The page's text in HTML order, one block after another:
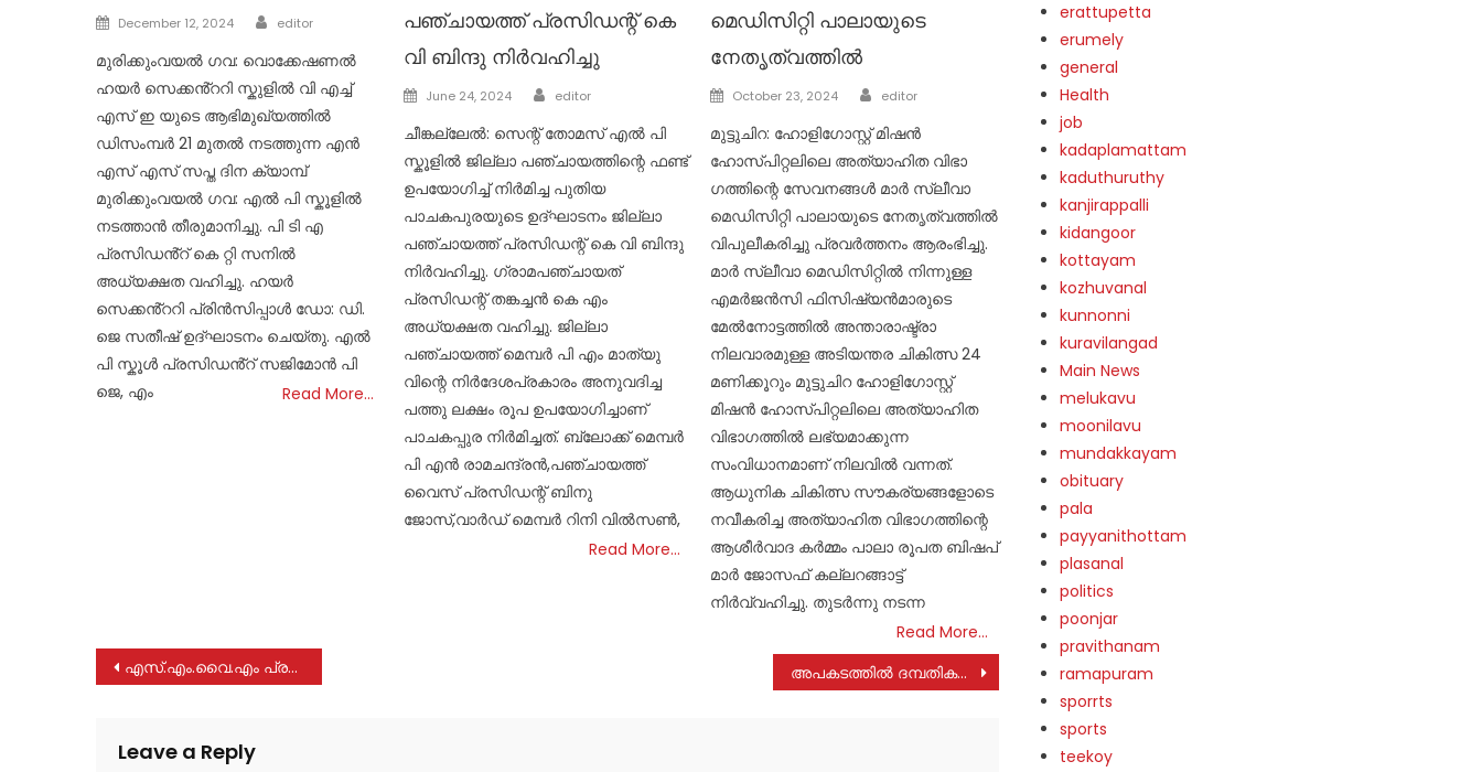
Posted
December 12, 2024 Author
editor
മുരിക്കുംവയൽ ഗവ: വൊക്കേഷണൽ
ഹയർ സെക്കൻ്ററി സ്കുളിൽ വി എച്ച്
എസ് ഇ യുടെ ആഭിമുഖ്യത്തിൽ
ഡിസംമ്പർ 21 മുതൽ നടത്തുന്ന എൻ
എസ് എസ് സപ്ത ദിന ക്യാമ്പ്
മുരിക്കുംവയൽ ഗവ: എൽ പി സ്കൂളിൽ
നടത്താൻ തീരുമാനിച്ചു. പി ടി എ
പ്രസിഡൻ്റ് കെ റ്റി സനിൽ
അധ്യക്ഷത വഹിച്ചു. ഹയർ
സെക്കൻ്ററി പ്രിൻസിപ്പാൾ ഡോ: ഡി.
ജെ സതീഷ് ഉദ്ഘാടനം ചെയ്തു. എൽ
പി സ്കൂൾ പ്രസിഡൻ്റ് സജിമോൻ പി
ജെ, എം
Read More…
പഞ്ചായത്ത് പ്രസിഡന്റ്‌ കെ
വി ബിന്ദു നിർവഹിച്ചു
Posted
June 24, 2024 Author
editor
ചീങ്കല്ലേൽ: സെന്റ് തോമസ് എൽ പി
സ്കൂളിൽ ജില്ലാ പഞ്ചായത്തിന്റെ ഫണ്ട്‌
ഉപയോഗിച്ച് നിർമിച്ച പുതിയ
പാചകപുരയുടെ ഉദ്ഘാടനം ജില്ലാ
പഞ്ചായത്ത് പ്രസിഡന്റ്‌ കെ വി ബിന്ദു
നിർവഹിച്ചു. ഗ്രാമപഞ്ചായത്
പ്രസിഡന്റ്‌ തങ്കച്ചൻ കെ എം
അധ്യക്ഷത വഹിച്ചു. ജില്ലാ
പഞ്ചായത്ത് മെമ്പർ പി എം മാത്യു
വിന്റെ നിർദേശപ്രകാരം അനുവദിച്ച
പത്തു ലക്ഷം രൂപ ഉപയോഗിച്ചാണ്
പാചകപ്പുര നിർമിച്ചത്. ബ്ലോക്ക്‌ മെമ്പർ
പി എൻ രാമചന്ദ്രൻ,പഞ്ചായത്ത്
വൈസ് പ്രസിഡന്റ്‌ ബിനു
ജോസ്,വാർഡ് മെമ്പർ റിനി വിൽ‌സൺ,
Read More…
മെഡിസിറ്റി പാലായുടെ
നേതൃത്വത്തിൽ
Posted
October 23, 2024 Author
editor
മുട്ടുചിറ: ഹോളി​ഗോസ്റ്റ് മിഷൻ
ഹോസ്പിറ്റലിലെ അത്യാഹിത വിഭാ​
ഗത്തിന്റെ സേവനങ്ങൾ മാർ സ്ലീവാ
മെഡിസിറ്റി പാലായുടെ നേതൃത്വത്തിൽ
വിപുലീകരിച്ചു പ്രവർത്തനം ആരംഭിച്ചു.
മാർ സ്ലീവാ മെഡിസിറ്റിൽ നിന്നുള്ള
എമർജൻസി ഫിസിഷ്യൻമാരുടെ
മേൽനോട്ടത്തിൽ അന്താരാഷ്ട്രാ
നിലവാരമുള്ള അടിയന്തര ചികിത്സ 24
മണിക്കൂറും മുട്ടുചിറ ഹോളി​ഗോസ്റ്റ്
മിഷൻ ഹോസ്പിറ്റലിലെ അത്യാഹിത
വിഭാ​ഗത്തിൽ ലഭ്യമാക്കുന്ന
സംവിധാനമാണ് നിലവിൽ വന്നത്.
ആധുനിക ചികിത്സ സൗകര്യങ്ങളോടെ
നവീകരിച്ച അത്യാഹിത വിഭാ​ഗത്തിന്റെ
ആശീർവാദ കർമ്മം പാലാ രൂപത ബിഷപ്
മാർ ജോസഫ് കല്ലറങ്ങാട്ട്
നിർവ്വഹിച്ചു. തുടർന്നു നടന്ന
Read More…
Post
എസ്.എം.വൈ.എം പ്രവിത്താനം യൂണിറ്റിന്റെ ആഭിമുഖ്യത്തില്‍ ഓണാഘോഷം “തരംഗം” നടത്തപ്പെട്ടു അപകടത്തിൽ ദമ്പതികൾക്ക് പരുക്ക്
Leave a Reply
erattupetta
erumely
general
Health
job
kadaplamattam
kaduthuruthy
kanjirappalli
kidangoor
kottayam
kozhuvanal
kunnonni
kuravilangad
Main News
melukavu
moonilavu
mundakkayam
obituary
pala
payyanithottam
plasanal
politics
poonjar
pravithanam
ramapuram
sporrts
sports
teekoy